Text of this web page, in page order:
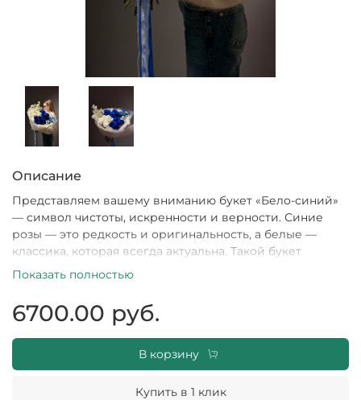
Описание
Представляем вашему вниманию букет «Бело-синий»
— символ чистоты, искренности и верности. Синие
розы — это редкость и оригинальность, а белые —
классика, которая всегда актуальна. Такой букет
идеально подойдет как подарок любимой девушке,
ваше уважение к ним и выразит все ваши чувства без
лишних слов! Будьте уверены, что ваш презент
запомнится надолго своей красотой и необычностью.
Заказывайте у нас прямо сейчас и получайте скидку до
конца месяца!
Показать полностью
6700.00 руб.
В корзину
Купить в 1 клик